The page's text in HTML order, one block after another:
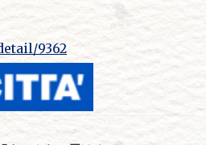
9362